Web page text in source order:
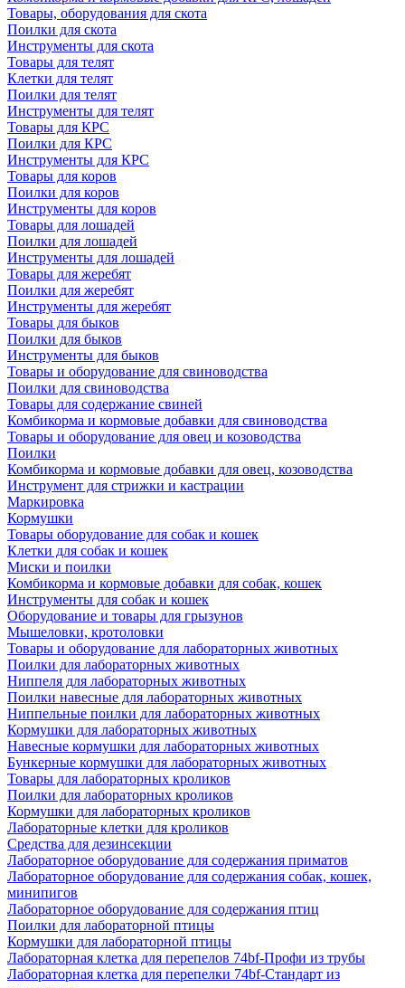
Товары, оборудования для скота
Поилки для скота
Инструменты для скота
Товары для телят
Клетки для телят
Поилки для телят
Инструменты для телят
Товары для КРС
Поилки для КРС
Инструменты для КРС
Товары для коров
Поилки для коров
Инструменты для коров
Товары для лошадей
Поилки для лошадей
Инструменты для лошадей
Товары для жеребят
Поилки для жеребят
Инструменты для жеребят
Товары для быков
Поилки для быков
Инструменты для быков
Товары и оборудование для свиноводства
Поилки для свиноводства
Товары для содержание свиней
Комбикорма и кормовые добавки для свиноводства
Товары и оборудование для овец и козоводства
Поилки
Комбикорма и кормовые добавки для овец, козоводства
Инструмент для стрижки и кастрации
Маркировка
Кормушки
Товары оборудование для собак и кошек
Клетки для собак и кошек
Миски и поилки
Комбикорма и кормовые добавки для собак, кошек
Инструменты для собак и кошек
Оборудование и товары для грызунов
Мышеловки, кротоловки
Товары и оборудование для лабораторных животных
Поилки для лабораторных животных
Ниппеля для лабораторных животных
Поилки навесные для лабораторных животных
Ниппельные поилки для лабораторных животных
Кормушки для лабораторных животных
Навесные кормушки для лабораторных животных
Бункерные кормушки для лабораторных животных
Товары для лабораторных кроликов
Поилки для лабораторных кроликов
Кормушки для лабораторных кроликов
Лабораторные клетки для кроликов
Средства для дезинсекции
Лабораторное оборудование для содержания приматов
Лабораторное оборудование для содержания собак, кошек,
минипигов
Лабораторное оборудование для содержания птиц
Поилки для лабораторной птицы
Кормушки для лабораторной птицы
Лабораторная клетка для перепелов 74bf-Профи из трубы
Лабораторная клетка для перепелки 74bf-Стандарт из